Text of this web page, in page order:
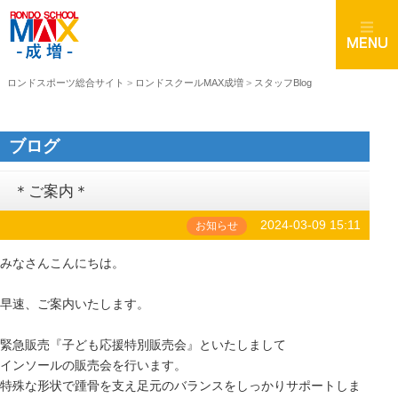
ロンドスポーツ総合サイト > ロンドスクールMAX成増 > スタッフBlog
ブログ
＊ご案内＊
お知らせ 2024-03-09 15:11
みなさんこんにちは。
早速、ご案内いたします。
緊急販売『子ども応援特別販売会』といたしまして
インソールの販売会を行います。
特殊な形状で踵骨を支え足元のバランスをしっかりサポートしま